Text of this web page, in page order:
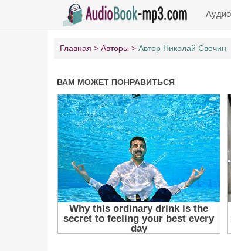
Главная Авторы Автор Николай Свечин